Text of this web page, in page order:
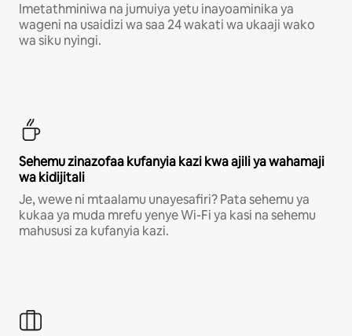
Imetathminiwa na jumuiya yetu inayoaminika ya
wageni na usaidizi wa saa 24 wakati wa ukaaji wako
wa siku nyingi.
Sehemu zinazofaa kufanyia kazi kwa ajili ya wahamaji
wa kidijitali
Je, wewe ni mtaalamu unayesafiri? Pata sehemu ya
kukaa ya muda mrefu yenye Wi-Fi ya kasi na sehemu
mahususi za kufanyia kazi.